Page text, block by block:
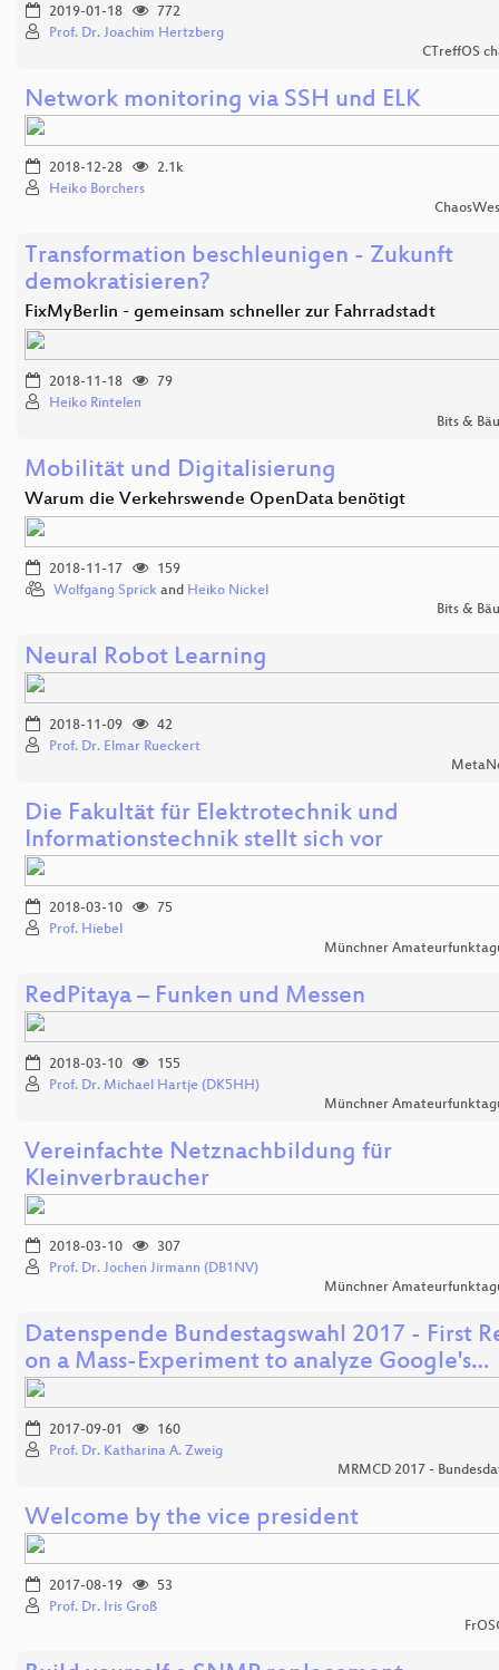
2019-01-18
772
Prof. Dr. Joachim Hertzberg
CTreffOS
Network monitoring via SSH und ELK
2018-12-28
2.1k
Heiko Borchers
Transformation beschleunigen - Zukunft
demokratisieren?
FixMyBerlin - gemeinsam schneller zur Fahrradstadt
2018-11-18
79
Heiko Rintelen
Bits &
Mobilität und Digitalisierung
Warum die Verkehrswende OpenData benötigt
2018-11-17
159
Wolfgang Sprick and Heiko Nickel
Bits &
Neural Robot Learning
2018-11-09
42
Prof. Dr. Elmar Rueckert
Die Fakultät für Elektrotechnik und
Informationstechnik stellt sich vor
2018-03-10
75
Prof. Hiebel
Münchner
RedPitaya – Funken und Messen
2018-03-10
155
Prof. Dr. Michael Hartje (DK5HH)
Münchner
Vereinfachte Netznachbildung für
Kleinverbraucher
2018-03-10
307
Prof. Dr. Jochen Jirmann (DB1NV)
Münchner
Datenspende Bundestagswahl 2017 - First
on a Mass-Experiment to analyze Google's…
2017-09-01
160
Prof. Dr. Katharina A. Zweig
MRMCD 2017 -
Welcome by the vice president
2017-08-19
53
Prof. Dr. Iris Groß